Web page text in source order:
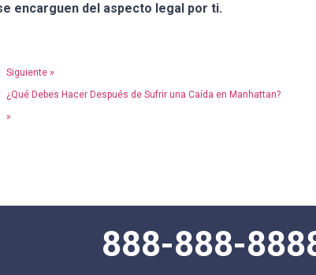
encarguen del aspecto legal por ti.
Siguiente »
¿Qué Debes Hacer Después de Sufrir una Caída en Manhattan?
»
888-888-